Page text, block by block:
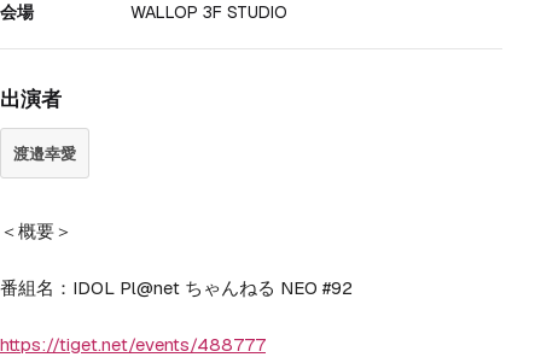
会場
WALLOP 3F STUDIO
出演者
渡邉幸愛
＜概要＞
番組名：IDOL Pl@net ちゃんねる NEO #92
https://tiget.net/events/488777